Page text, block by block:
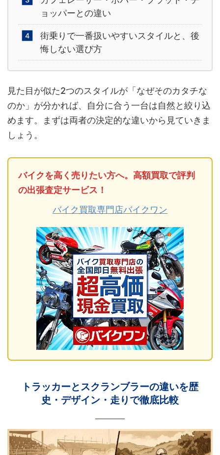
ョッパーとの違い
街乗りで一番扱いやすいスタイルと、後
悔しない選び方
見た目が似た2つのスタイルが「なぜそのカタチな
のか」が分かれば、自分に合う一台は自然と絞り込
めます。まずは両者の決定的な違いから見ていきま
しょう。
バイクを高く売りたい方へ。高額買取で評判
の出張査定サービス！
バイク買取専門店バイクワン
トラッカーとスクランブラーの違いを歴
史・デザイン・走りで徹底比較